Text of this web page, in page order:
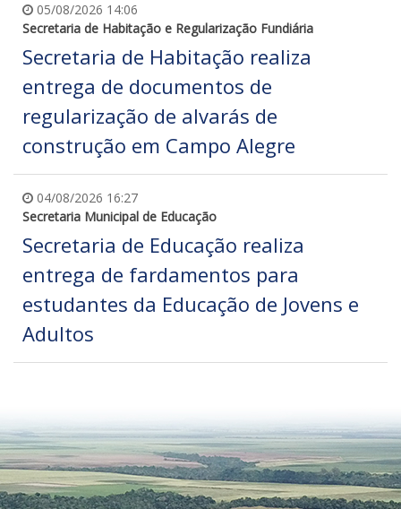
05/08/2026 14:06
Secretaria de Habitação e Regularização Fundiária
Secretaria de Habitação realiza
entrega de documentos de
regularização de alvarás de
construção em Campo Alegre
04/08/2026 16:27
Secretaria Municipal de Educação
Secretaria de Educação realiza
entrega de fardamentos para
estudantes da Educação de Jovens e
Adultos